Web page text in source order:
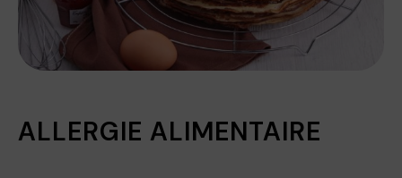
ALLERGIE ALIMENTAIRE